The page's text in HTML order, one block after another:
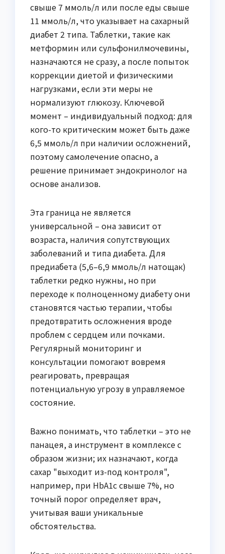
свыше 7 ммоль/л или после еды свыше
11 ммоль/л, что указывает на сахарный
диабет 2 типа. Таблетки, такие как
метформин или сульфонилмочевины,
назначаются не сразу, а после попыток
коррекции диетой и физическими
нагрузками, если эти меры не
нормализуют глюкозу. Ключевой
момент – индивидуальный подход: для
кого-то критическим может быть даже
6,5 ммоль/л при наличии осложнений,
поэтому самолечение опасно, а
решение принимает эндокринолог на
основе анализов.
Эта граница не является
универсальной – она зависит от
возраста, наличия сопутствующих
заболеваний и типа диабета. Для
предиабета (5,6–6,9 ммоль/л натощак)
таблетки редко нужны, но при
переходе к полноценному диабету они
становятся частью терапии, чтобы
предотвратить осложнения вроде
проблем с сердцем или почками.
Регулярный мониторинг и
консультации помогают вовремя
реагировать, превращая
потенциальную угрозу в управляемое
состояние.
Важно понимать, что таблетки – это не
панацея, а инструмент в комплексе с
образом жизни; их назначают, когда
сахар "выходит из-под контроля",
например, при HbA1c свыше 7%, но
точный порог определяет врач,
учитывая ваши уникальные
обстоятельства.